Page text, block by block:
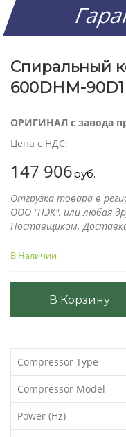
Спиральный
600DHM-90D1
ОРИГИНАЛ с завода
Цена с НДС:
147 906руб.
Отгрузка товара в
ООО "ПЭК", или любая
Поставщиком.
В Наличии
В Корзину
Compressor Type
Compressor Model
Power (Hz)